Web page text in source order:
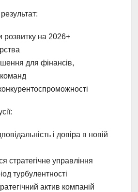
розвитку на 2026+
для фінансів,
і довіра в новій
стратегічне управління
турбулентності
актив компаній